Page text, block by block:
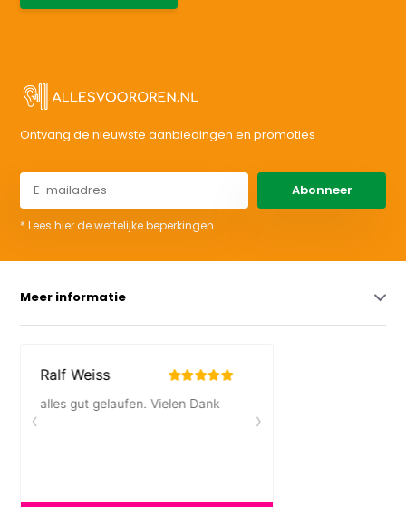
Ontvang de nieuwste aanbiedingen en promoties
Abonneer
* Lees hier de wettelijke beperkingen
Meer informatie